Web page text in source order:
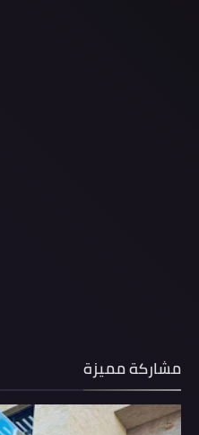
مشاركة مميزة